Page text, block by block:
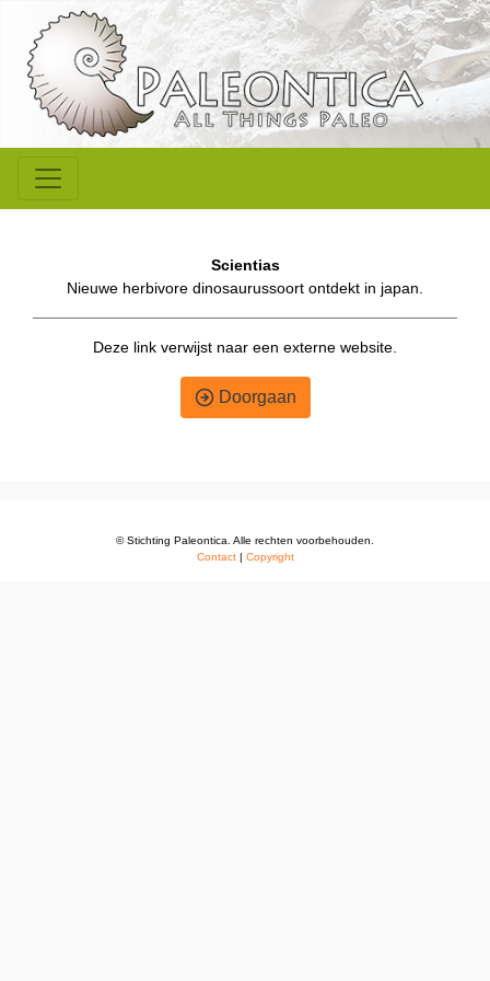
Scientias
Nieuwe herbivore dinosaurussoort ontdekt in japan.
Deze link verwijst naar een externe website.
Doorgaan
© Stichting Paleontica. Alle rechten voorbehouden.
Contact| Copyright